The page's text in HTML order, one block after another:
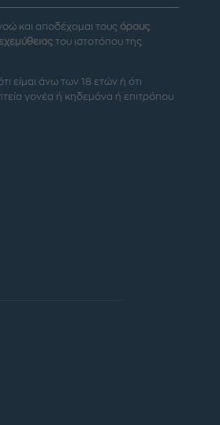
και αποδέχομαι τους όρους
του ιστοτόπου της
είμαι άνω των 18 ετών ή ότι
γονέα ή κηδεμόνα ή επιτρόπου